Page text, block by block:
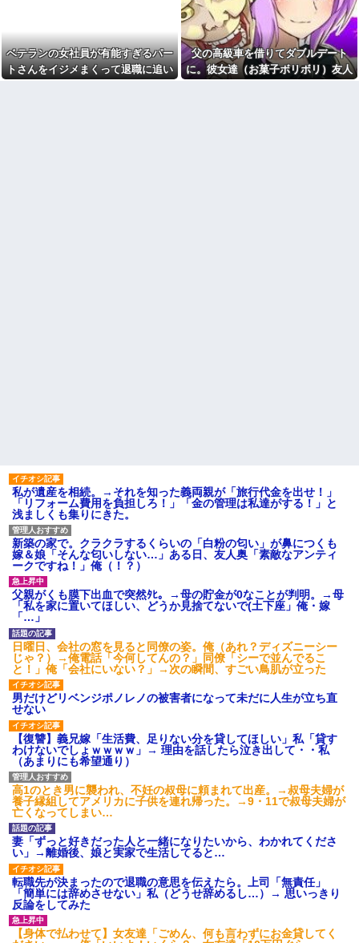
驚愕
【画像】付き合いたて彼女
「ごめーんちょびっツ散らかっ
てるけど上がって～！」←お前
私「ちょっと、人の家の金庫
触らないでよ！」キチママ『そ
こに金庫があったから、開けて
みようとしただけ☆』義兄「泥
は出てけ！二度と来るな！」結
果・・・
私「初めて飲む味だけどなん
のお茶？」彼「ちっ！」私「」
【GIF】JSのカンチョーワロ
タ
後続車にクラクションを鳴ら
され彼氏が逆切れ。「何クラク
ション鳴らしてんだ！降りてこ
いよ！」と怒鳴りだし...
【衝撃】報酬100万円超の治験
募集がこちらｗｗｗｗｗ(※画像
あり)
【ネット騒然】惨殺されたタ
ワマン頂き女子のこの動画、す
げえええええｗｗｗｗｗｗｗｗ
ｗｗｗ
【愕然】白のクラウン俺氏、
高速道路左車線を制限速度で走
った結果wwwwwwwwwwww
百年の恋12-899 食べた量を
張り合ってくる
【悲報】佐藤輝明・・・２軍
でも盛大にやらかす←あまり悲
しませないでくれ
【後編】元旦那が突然、自分
の現妻とのメールを転送...その内
容がキモすぎた件
彼氏の家に遊びに行ったら彼
母が大皿から唐揚げを素手でつ
まんでひとくちかじり、残りを
大皿へ戻した。私目が点。あり
ベテランの女社員が有能すぎるパー
トさんをイジメまくって退職に追い
父の高級車を借りてダブルデート
に。彼女達（お菓子ボリボリ）友人
私が遺産を相続。→それを知った義両親が「旅行代金を出せ！」
「リフォーム費用を負担しろ！」「金の管理は私達がする！」と
浅ましくも集りにきた。
新築の家で。クラクラするくらいの「白粉の匂い」が鼻につくも
嫁＆娘「そんな匂いしない…」ある日、友人奥「素敵なアンティ
ークですね！」俺（！？）
父親がくも膜下出血で突然ﾀﾋ。→母の貯金が0なことが判明。→母
「私を家に置いてほしい、どうか見捨てないで(土下座」俺・嫁
「…」
日曜日、会社の窓を見ると同僚の姿。俺（あれ？ディズニーシー
じゃ？）→俺電話「今何してんの？」同僚「シーで並んでるこ
と！」俺「会社にいない？」→次の瞬間、すごい鳥肌が立った
男だけどリベンジポノレノの被害者になって未だに人生が立ち直
せない
【復讐】義兄嫁「生活費、足りない分を貸してほしい」私「貸す
わけないでしょｗｗｗｗ」→ 理由を話したら泣き出して・・私
（あまりにも希望通り）
高1のとき男に襲われ、不妊の叔母に頼まれて出産。→叔母夫婦が
養子縁組してアメリカに子供を連れ帰った。→9・11で叔母夫婦が
亡くなってしまい…
妻「ずっと好きだった人と一緒になりたいから、わかれてくださ
い」→離婚後、娘と実家で生活してると…
転職先が決まったので退職の意思を伝えたら。上司「無責任」
「簡単には辞めさせない」私（どうせ辞めるし…）→ 思いっきり
反論をしてみた
【身体で払わせて】女友達「ごめん、何も言わずにお金貸してく